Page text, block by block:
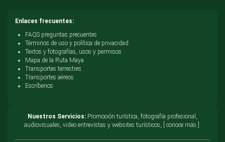
Enlaces frecuentes:
FAQS preguntas precuentes
Términos de uso y política de privacidad
Textos y fotografías, usos y permisos
Mapa de la Ruta Maya
Transportes terrestres
Transportes aéreos
Escríbenos
Nuestros Servicios: Promoción turística, fotografía profesional,
audiovisuales, video entrevistas y websites turísticos, [ conoce más ].